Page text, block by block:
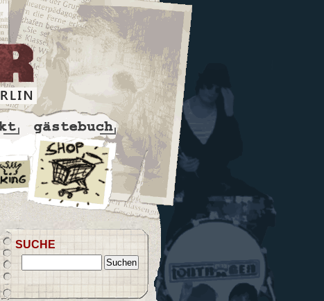
SUCHE